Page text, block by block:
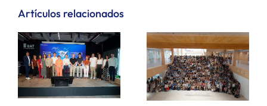
Artículos relacionados